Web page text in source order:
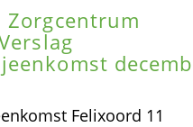
Zorgcentrum
Felixoord 11